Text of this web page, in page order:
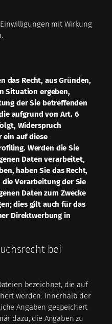
mit Wirkung
das Recht, aus Gründen,
Situation ergeben,
der Sie betreffenden
aufgrund von Art. 6
Widerspruch
ein auf diese
Werden die Sie
Daten verarbeitet,
haben Sie das Recht,
Verarbeitung der Sie
Daten zum Zwecke
dies gilt auch für das
Direktwerbung in
bei
bezeichnet, die auf
werden. Innerhalb der
Angaben gespeichert
dazu, die Angaben zu